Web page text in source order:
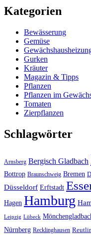
Kategorien
Bewässerung
Gemüse
Gurken
Kräuter
Magazin & Tipps
Pflanzen
Pflanzen im
Tomaten
Zierpflanzen
Schlagwörter
Arnsberg Bergisch Gladbach
Bottrop Braunschweig Bremen
Düsseldorf Erftstadt
Hagen Hamburg
Leipzig Lübeck
Nürnberg Recklinghausen